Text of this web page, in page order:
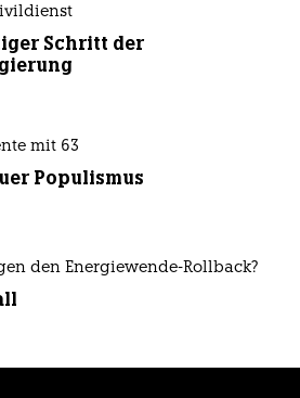
Schritt der
mit 63
Populismus
den Energiewende-Rollback?